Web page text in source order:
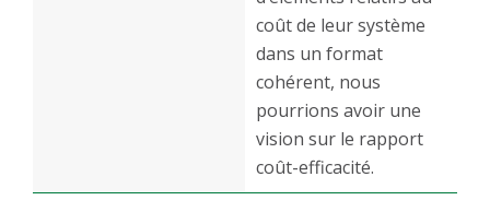
coût de leur système
dans un format
cohérent, nous
pourrions avoir une
vision sur le rapport
coût-efficacité.